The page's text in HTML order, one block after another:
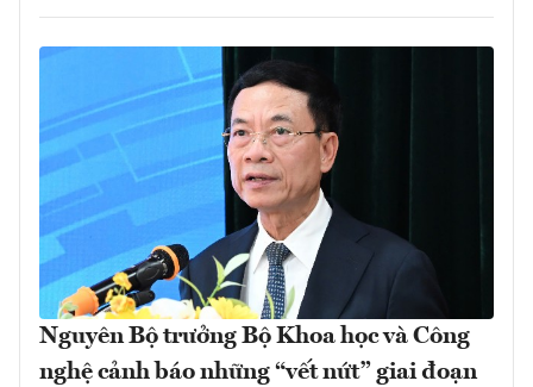
Nguyên Bộ trưởng Bộ Khoa học và Công
nghệ cảnh báo những “vết nứt” giai đoạn